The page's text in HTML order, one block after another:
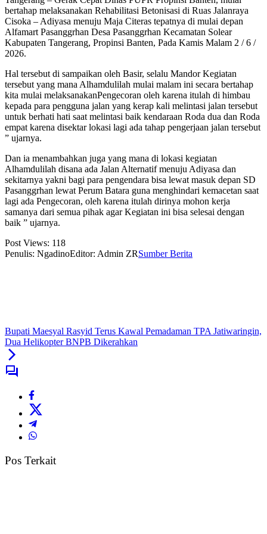
bertahap melaksanakan Rehabilitasi Betonisasi di Ruas Jalanraya
Cisoka – Adiyasa menuju Maja Citeras tepatnya di mulai depan
Alfamart Pasanggrhan Desa Pasanggrhan Kecamatan Solear
Kabupaten Tangerang, Propinsi Banten, Pada Kamis Malam 2 / 6 /
2026.
Hal tersebut di sampaikan oleh Basir, selalu Mandor Kegiatan
tersebut yang mana Alhamdulilah mulai malam ini secara bertahap
kita mulai melaksanakanPengecoran oleh karena itulah di himbau
kepada para pengguna jalan yang kerap kali melintasi jalan tersebut
untuk berhati hati saat melintasi baik kendaraan Roda dua dan Roda
empat karena disektar lokasi lagi ada tahap pengerjaan jalan tersebut
” ujarnya.
Dan ia menambahkan juga yang mana di lokasi kegiatan
Alhamdulilah disana ada Jalan Alternatif menuju Adiyasa dan
sekitarnya yakni bagi para pengendara bisa lewat masuk depan SD
Pasanggrhan lewat Perum Batara guna menghindari kemacetan saat
lagi ada Pengecoran, oleh karena itulah dirinya mohon kerja
samanya dari semua pihak agar Kegiatan ini bisa selesai dengan
baik ” ujarnya.
Post Views: 118
Penulis: NgadinoEditor: Admin ZRSumber Berita
Bupati Maesyal Rasyid Terus Kawal Pemadaman TPA Jatiwaringin,
Dua Helikopter BNPB Dikerahkan
Pos Terkait